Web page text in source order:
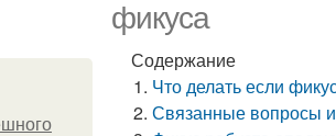
фикуса
Содержание
Что делать если
Связанные вопросы